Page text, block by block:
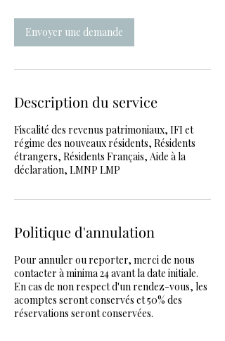
Envoyer une demande
Description du service
Fiscalité des revenus patrimoniaux, IFI et
régime des nouveaux résidents, Résidents
étrangers, Résidents Français, Aide à la
déclaration, LMNP LMP
Politique d'annulation
Pour annuler ou reporter, merci de nous
contacter à minima 24 avant la date initiale.
En cas de non respect d'un rendez-vous, les
acomptes seront conservés et 50% des
réservations seront conservées.